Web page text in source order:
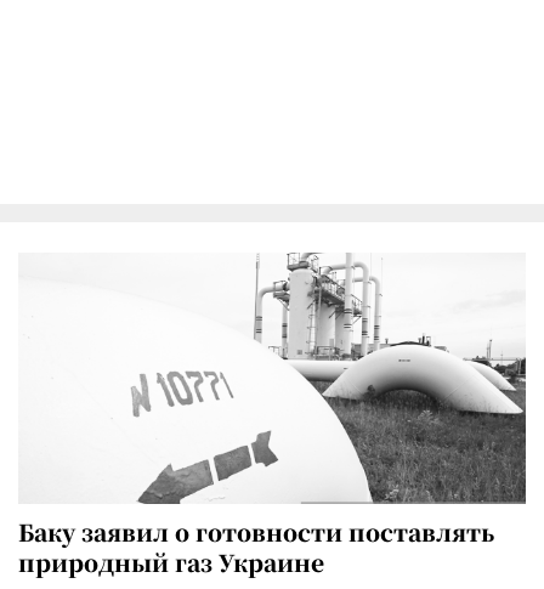
Баку заявил о готовности поставлять
природный газ Украине